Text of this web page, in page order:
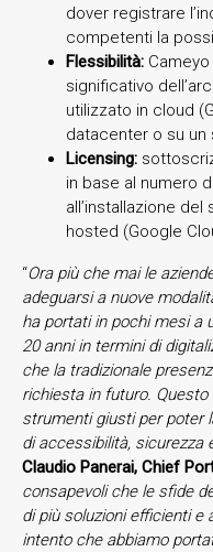
dover registrare
competenti la
Flessibilità:
significativo
utilizzato in cloud
datacenter o su un
Licensing:
in base al numero
all’installazione
hosted (Google
“Ora più che mai le
adeguarsi a nuove
ha portati in pochi mesi a
20 anni in termini di
che la tradizionale
richiesta in futuro.
strumenti giusti per poter
di accessibilità, sicurezza
Claudio Panerai, Chief
consapevoli che le sfide
di più soluzioni efficienti e
intento che abbiamo